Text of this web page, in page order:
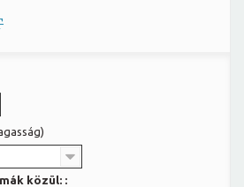
közül: :